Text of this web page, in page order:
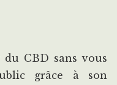
CBD sans vous
grâce à son